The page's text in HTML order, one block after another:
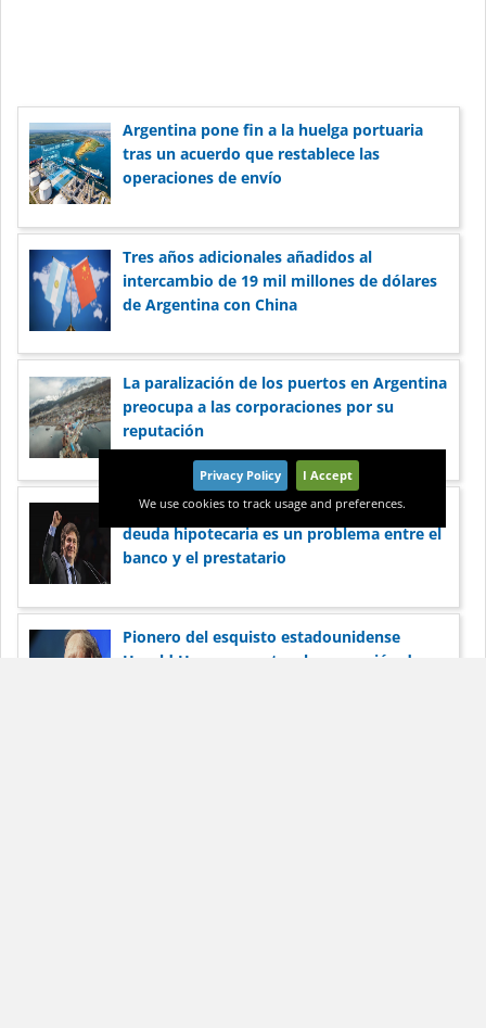
Argentina pone fin a la huelga portuaria
tras un acuerdo que restablece las
operaciones de envío
Tres años adicionales añadidos al
intercambio de 19 mil millones de dólares
de Argentina con China
La paralización de los puertos en Argentina
preocupa a las corporaciones por su
reputación
Milei cree que la morosidad récord en la
deuda hipotecaria es un problema entre el
banco y el prestatario
Pionero del esquisto estadounidense
Harold Hamm apunta a la expansión de
Privacy Policy
I Accept
We use cookies to track usage and preferences.